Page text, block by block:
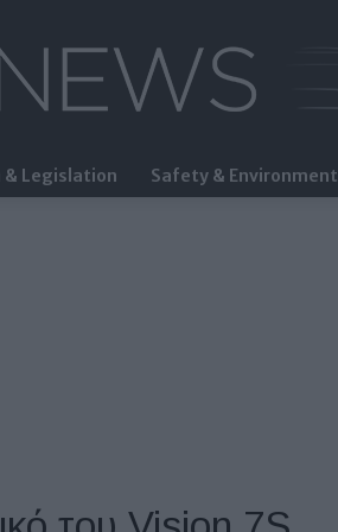
FleetNews
& Legislation Safety & Environment